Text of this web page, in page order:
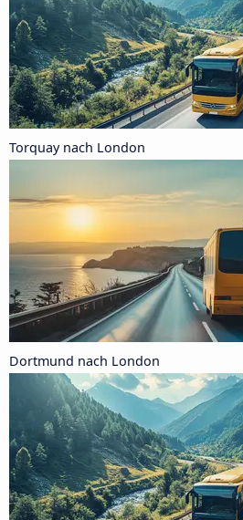
Torquay nach London
Dortmund nach London